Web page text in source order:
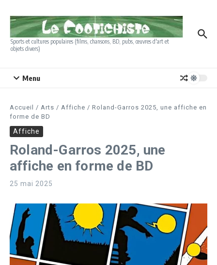
Sports et cultures populaires (films, chansons, BD, pubs, œuvres d'art et
objets divers)
Menu
Accueil / Arts / Affiche / Roland-Garros 2025, une affiche en
forme de BD
Affiche
Roland-Garros 2025, une
affiche en forme de BD
25 mai 2025